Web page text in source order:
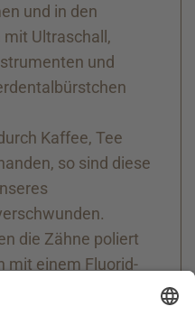
und in den
Ultraschall,
und
Kaffee, Tee
so sind diese
die Zähne poliert
mit einem Fluorid-
der